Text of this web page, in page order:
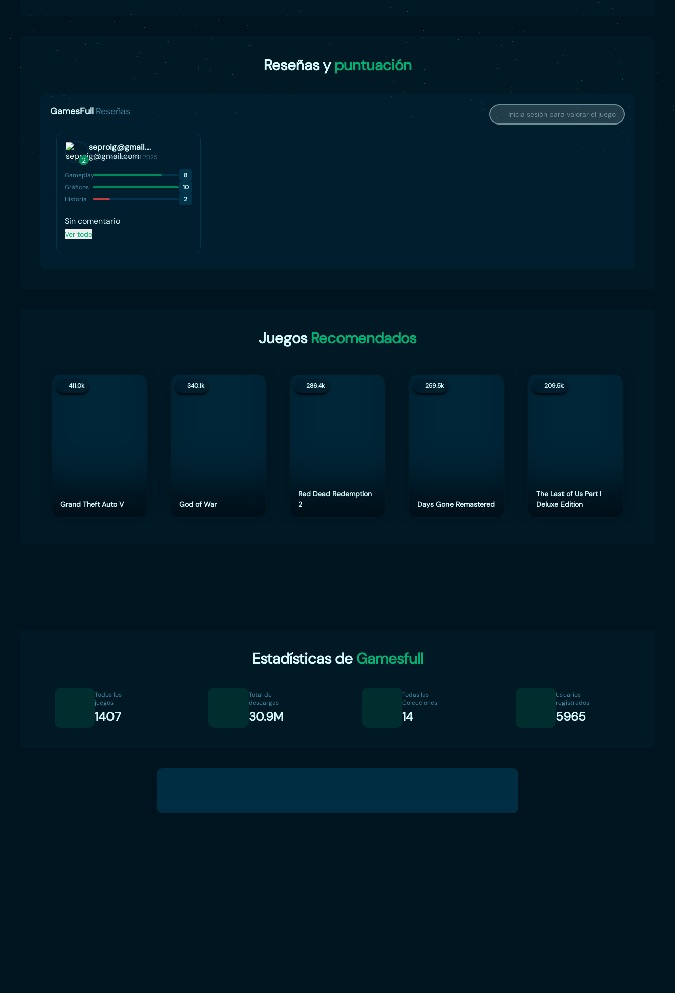
Reseñas ypuntuación
GamesFull Reseñas Inicia sesión para valorar el juego
2
seproig@gmail.com
25 de Octubre del 2025
Gameplay
8
Gráficos
10
Historia
2
Sin comentario
Ver todo
Juegos Recomendados
411.0k
Grand Theft Auto V
340.1k
God of War
286.4k
Red Dead Redemption
2
259.5k
Days Gone Remastered
209.5k
The Last of Us Part I
Deluxe Edition
Estadísticas de Gamesfull
Todos los
juegos
1407
Total de
descargas
30.9M
Todas las
Colecciones
14
Usuarios
registrados
5965